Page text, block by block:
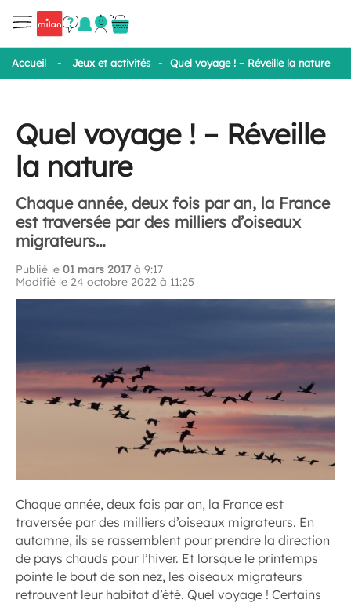
Accueil - Jeux et activités - Quel voyage ! – Réveille la nature
Quel voyage ! – Réveille
la nature
Chaque année, deux fois par an, la France
est traversée par des milliers d’oiseaux
migrateurs…
Publié le 01 mars 2017 à 9:17
Modifié le 24 octobre 2022 à 11:25
Chaque année, deux fois par an, la France est
traversée par des milliers d’oiseaux migrateurs. En
automne, ils se rassemblent pour prendre la direction
de pays chauds pour l’hiver. Et lorsque le printemps
pointe le bout de son nez, les oiseaux migrateurs
retrouvent leur habitat d’été. Quel voyage ! Certains